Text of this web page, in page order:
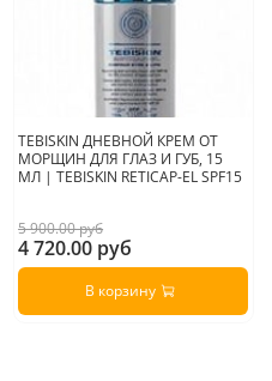
TEBISKIN ДНЕВНОЙ КРЕМ ОТ
МОРЩИН ДЛЯ ГЛАЗ И ГУБ, 15
МЛ | TEBISKIN RETICAP-EL SPF15
5 900.00 руб
4 720.00 руб
В корзину